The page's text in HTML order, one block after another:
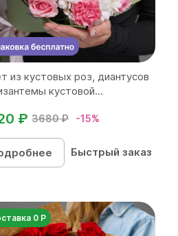
из кустовых роз, диантусов
кустовой...
3680 ₽ -15%
₽
Быстрый заказ
0 Р